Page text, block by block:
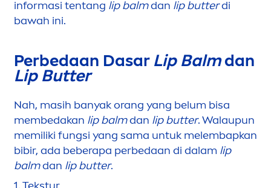
informasi tentang lipbalmdan lip butterdi
bawah ini.
Perbedaan Dasar LipBalmdan
Lip Butter
Nah, masih banyak orang yang belum bisa
membedakan lipbalmdan lip butter. Walaupun
memiliki fungsi yang sama untuk melembapkan
bibir, ada beberapa perbedaan di dalam lip
balmdan lip butter.